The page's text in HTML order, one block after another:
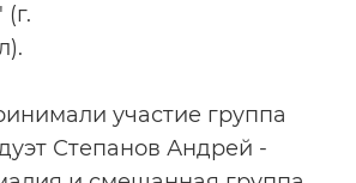
участие группа
Степанов Андрей -